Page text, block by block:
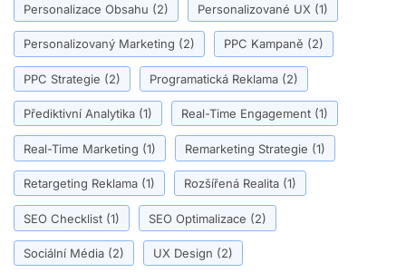
Personalizace Obsahu (2) Personalizované UX (1)
Personalizovaný Marketing (2) PPC Kampaně (2)
PPC Strategie (2) Programatická Reklama (2)
Přediktivní Analytika (1) Real-Time Engagement (1)
Real-Time Marketing (1) Remarketing Strategie (1)
Retargeting Reklama (1) Rozšířená Realita (1)
SEO Checklist (1) SEO Optimalizace (2)
Sociální Média (2) UX Design (2)